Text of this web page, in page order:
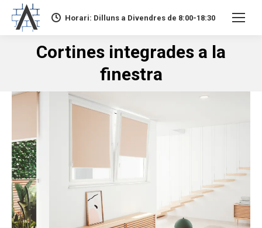
Horari: Dilluns a Divendres de 8:00-18:30
Cortines integrades a la
finestra
You are here: